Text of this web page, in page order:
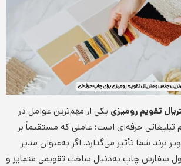
تقویم رومیزی یکی از مهم‌ترین عوامل در
حرفه‌ای است؛ عاملی که مستقیماً بر
برند شما تأثیر می‌گذارد. اگر به‌عنوان مدیر
سفارش چاپ به‌دنبال ساخت تقویمی متمایز و